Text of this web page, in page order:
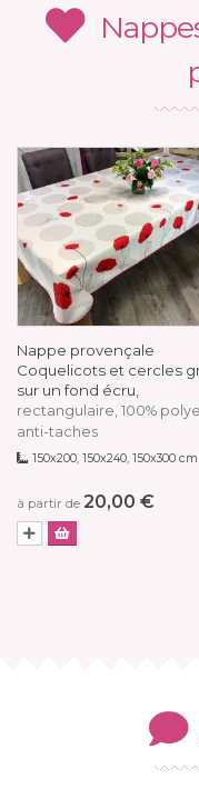
Nappe provençale
Coquelicots et cercles
sur un fond écru,
rectangulaire, 100%
anti-taches
150x200, 150x240, 150x300 cm
à partir de 20,00 €